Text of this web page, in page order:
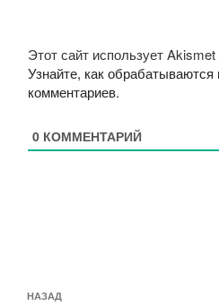
Этот сайт использует
Узнайте, как
комментариев.
0 КОММЕНТАРИЙ
Предыдущая
НАЗАД